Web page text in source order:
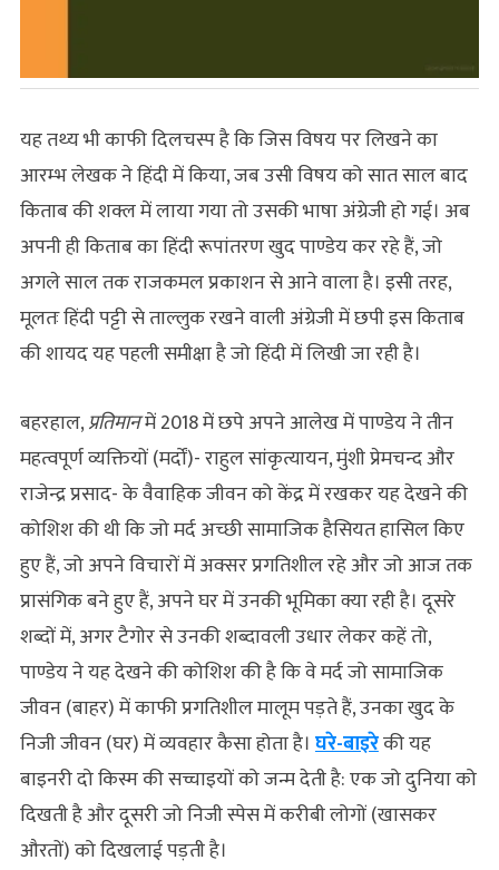
यह तथ्‍य भी काफी दिलचस्प है कि जिस विषय पर लिखने का
आरम्भ लेखक ने हिंदी में किया, जब उसी विषय को सात साल बाद
किताब की शक्ल में लाया गया तो उसकी भाषा अंग्रेजी हो गई। अब
अपनी ही किताब का हिंदी रूपांतरण खुद पाण्डेय कर रहे हैं, जो
अगले साल तक राजकमल प्रकाशन से आने वाला है। इसी तरह,
मूलतः हिंदी पट्टी से ताल्लुक रखने वाली अंग्रेजी में छपी इस किताब
की शायद यह पहली समीक्षा है जो हिंदी में लिखी जा रही है।
बहरहाल,प्रतिमानमें 2018 में छपे अपने आलेख में पाण्डेय ने तीन
महत्वपूर्ण व्यक्तियों (मर्दों)- राहुल सांकृत्यायन, मुंशी प्रेमचन्द और
राजेन्द्र प्रसाद- के वैवाहिक जीवन को केंद्र में रखकर यह देखने की
कोशिश की थी कि जो मर्द अच्छी सामाजिक हैसियत हासिल किए
हुए हैं, जो अपने विचारों में अक्सर प्रगतिशील रहे और जो आज तक
प्रासंगिक बने हुए हैं, अपने घर में उनकी भूमिका क्या रही है। दूसरे
शब्दों में, अगर टैगोर से उनकी शब्दावली उधार लेकर कहें तो,
पाण्डेय ने यह देखने की कोशिश की है कि वे मर्द जो सामाजिक
जीवन (बाहर) में काफी प्रगतिशील मालूम पड़ते हैं, उनका खुद के
निजी जीवन (घर) में व्यवहार कैसा होता है। घरे-बाइरेकी यह
बाइनरी दो किस्म की सच्चाइयों को जन्म देती है: एक जो दुनिया को
दिखती है और दूसरी जो निजी स्पेस में करीबी लोगों (खासकर
औरतों) को दिखलाई पड़ती है।